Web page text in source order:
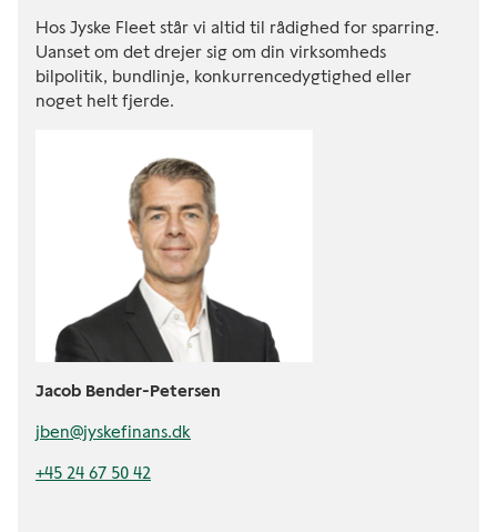
Hos Jyske Fleet står vi altid til rådighed for sparring.
Uanset om det drejer sig om din virksomheds
bilpolitik, bundlinje, konkurrencedygtighed eller
noget helt fjerde.
Jacob Bender-Petersen
jben@jyskefinans.dk
+45 24 67 50 42